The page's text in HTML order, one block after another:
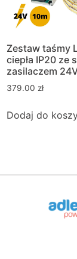
Zestaw taśmy
ciepła IP20 ze
zasilaczem
379.00 zł
Dodaj do